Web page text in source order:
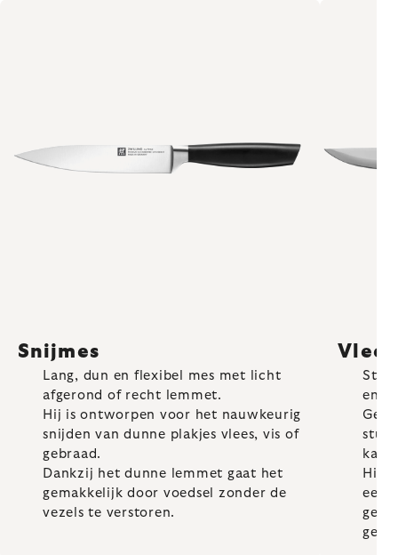
Snijmes
Lang, dun en flexibel mes met licht
afgerond of recht lemmet.
Hij is ontworpen voor het nauwkeurig
snijden van dunne plakjes vlees, vis of
gebraad.
Dankzij het dunne lemmet gaat het
gemakkelijk door voedsel zonder de
vezels te verstoren.
en
Hij
een